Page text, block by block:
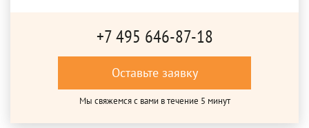
+7 495 646-87-18
Оставьте заявку
Мы свяжемся с вами в течение 5 минут